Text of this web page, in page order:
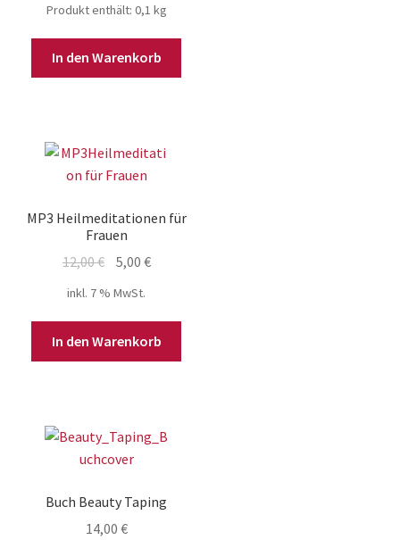
Produkt enthält: 0,1 kg
In den Warenkorb
MP3 Heilmeditationen für
Frauen
12,00€ Ursprünglicher
5,00 €Aktueller
inkl. 7 % MwSt.
In den Warenkorb
Buch Beauty Taping
14,00 €